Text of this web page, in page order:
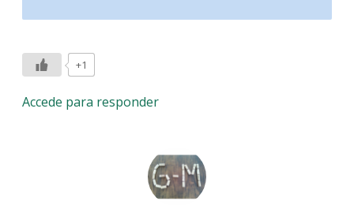
+1
Accede para responder